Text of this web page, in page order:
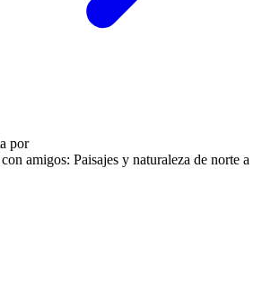
por
amigos: Paisajes y naturaleza de norte a